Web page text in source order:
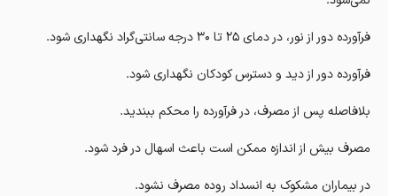
فرآورده دور از نور، در دمای 25 تا 30 درجه سانتی‌گراد نگهداری شود.
فرآورده دور از دید و دسترس کودکان نگهداری شود.
بلافاصله پس از مصرف، در فرآورده را محکم ببندید.
مصرف بیش از اندازه ممکن است باعث اسهال در فرد شود.
در بیماران مشکوک به انسداد روده مصرف نشود.